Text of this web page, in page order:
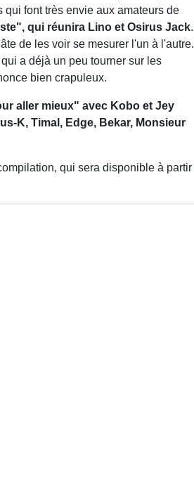
qui font très envie aux amateurs de
qui réunira Lino et Osirus Jack.
de les voir se mesurer l'un à l'autre.
qui a déjà un peu tourner sur les
bien crapuleux.
aller mieux" avec Kobo et Jey
K, Timal, Edge, Bekar, Monsieur
qui sera disponible à partir